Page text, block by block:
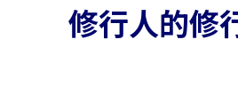
修行人的修